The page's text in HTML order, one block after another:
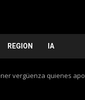
REGION IA
vergüenza quienes